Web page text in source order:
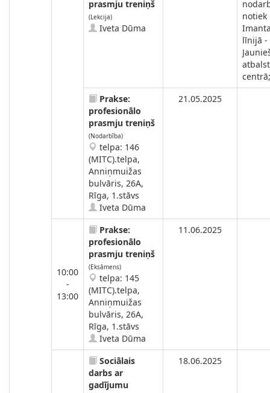
prasmju treniņš
(Lekcija)
Iveta Dūma
notiek
līnijā -
centrā;
Prakse:
profesionālo
prasmju treniņš
(Nodarbība)
telpa: 146
(MITC).telpa,
Anniņmuižas
bulvāris, 26A,
Rīga, 1.stāvs
Iveta Dūma
21.05.2025
10:00
-
13:00
Prakse:
profesionālo
prasmju treniņš
(Eksāmens)
telpa: 145
(MITC).telpa,
Anniņmuižas
bulvāris, 26A,
Rīga, 1.stāvs
Iveta Dūma
11.06.2025
Sociālais
darbs ar
gadījumu
18.06.2025